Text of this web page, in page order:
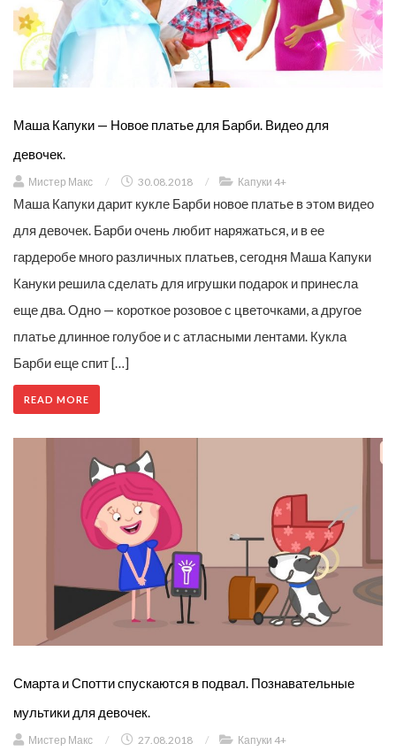
Маша Капуки — Новое платье для Барби. Видео для
девочек.
Мистер Макс / 30.08.2018 / Капуки 4+
Маша Капуки дарит кукле Барби новое платье в этом видео
для девочек. Барби очень любит наряжаться, и в ее
гардеробе много различных платьев, сегодня Маша Капуки
Кануки решила сделать для игрушки подарок и принесла
еще два. Одно — короткое розовое с цветочками, а другое
платье длинное голубое и с атласными лентами. Кукла
Барби еще спит […]
READ MORE
Смарта и Спотти спускаются в подвал. Познавательные
мультики для девочек.
Мистер Макс / 27.08.2018 / Капуки 4+